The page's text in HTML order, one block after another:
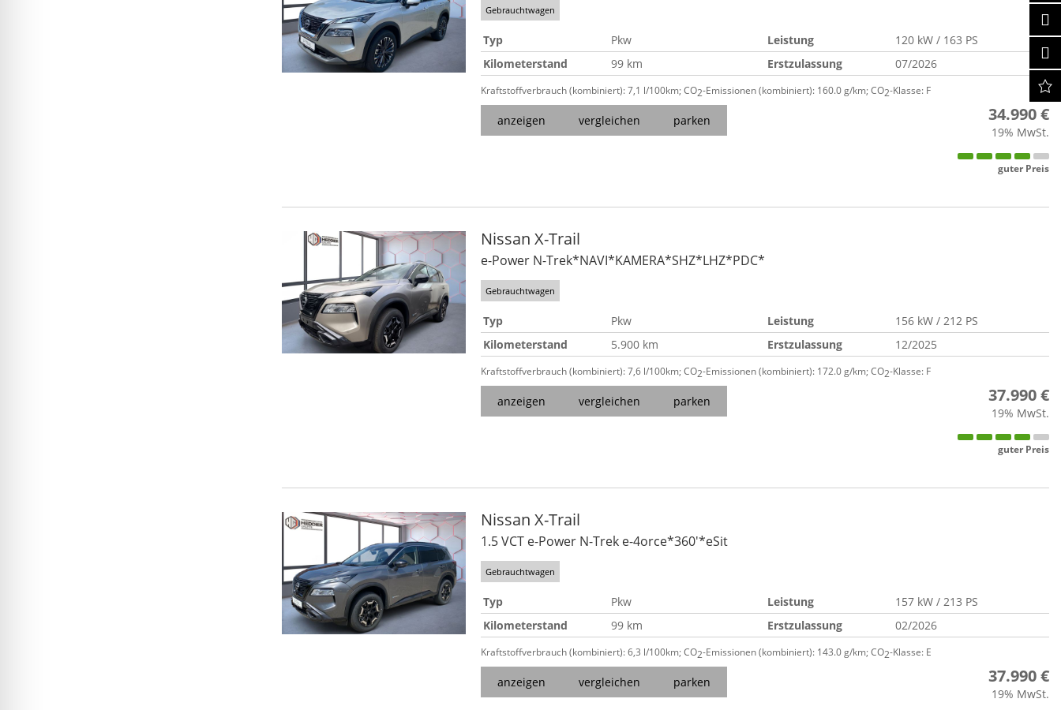
Gebrauchtwagen
Typ Pkw Leistung
120 kW / 163 PS
Kilometerstand
99 km Erstzulassung 07/2026
Kraftstoffverbrauch (kombiniert):7,1 l/100km;CO2-Emissionen (kombiniert): 160.0 g/km;CO2-Klasse: F
anzeigen vergleichen parken 34.990 €
19% MwSt.
guter Preis
Nissan X-Trail
e-Power N-Trek*NAVI*KAMERA*SHZ*LHZ*PDC*
Gebrauchtwagen
Typ Pkw Leistung
156 kW / 212 PS
Kilometerstand
5.900 km Erstzulassung 12/2025
Kraftstoffverbrauch (kombiniert):7,6 l/100km;CO2-Emissionen (kombiniert): 172.0 g/km;CO2-Klasse: F
anzeigen vergleichen parken 37.990 €
19% MwSt.
guter Preis
Nissan X-Trail
1.5 VCT e-Power N-Trek e-4orce*360'*eSit
Gebrauchtwagen
Typ Pkw Leistung
157 kW / 213 PS
Kilometerstand
99 km Erstzulassung 02/2026
Kraftstoffverbrauch (kombiniert):6,3 l/100km;CO2-Emissionen (kombiniert): 143.0 g/km;CO2-Klasse: E
anzeigen vergleichen parken 37.990 €
19% MwSt.